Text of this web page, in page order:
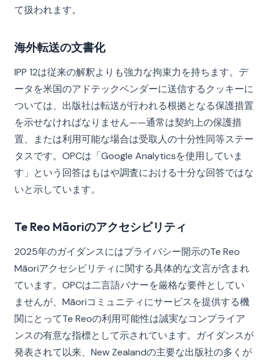
て扱われます。
海外転送の文書化
IPP 12は従来の解釈よりも強力な拘束力を持ちます。デ
ータを米国のアドテックベンダーに送信するクッキーに
ついては、出版社は転送が行われる根拠となる保護措置
を示せなければなりません——通常は契約上の保護措
置、または利用可能な場合は受取人の十分性同等ステー
タスです。OPCは「Google Analyticsを使用していま
す」という回答はもはや調査における十分な回答ではな
いと示しています。
Te Reo Māoriのアクセシビリティ
2025年のガイダンスにはプライバシー開示のTe Reo
Māoriアクセシビリティに関する具体的な文言が含まれ
ています。OPCは二言語バナーを厳格な要件としてい
ませんが、Māoriコミュニティにサービスを提供する機
関にとってTe Reoの利用可能性は誠実なコンプライア
ンスの有意な指標として示されています。ガイダンスが
発表されて以来、New Zealandの主要な出版社の多くが